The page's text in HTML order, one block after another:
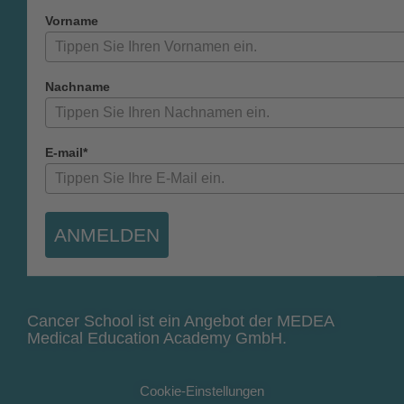
Vorname
Nachname
E-mail*
ANMELDEN
Cancer School ist ein Angebot der MEDEA
Medical Education Academy GmbH.
Cookie-Einstellungen